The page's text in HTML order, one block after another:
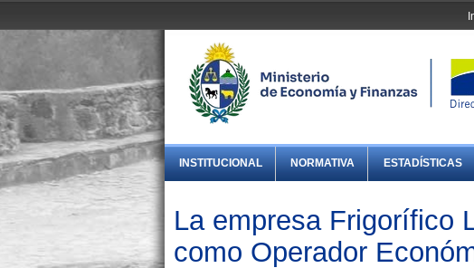
INSTITUCIONAL NORMATIVA ESTADÍSTICAS
La empresa Frigorífico
como Operador